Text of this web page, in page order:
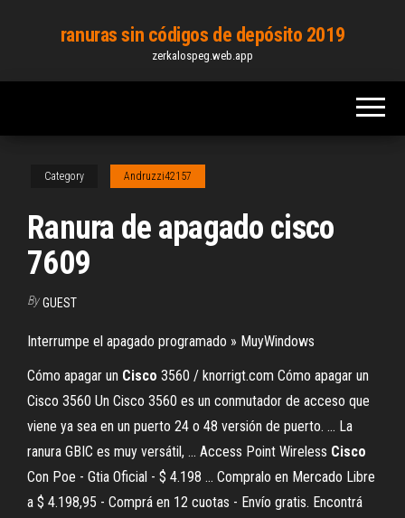
content
ranuras sin códigos de depósito 2019
zerkalospeg.web.app
Category Andruzzi42157
Ranura de apagado cisco
7609
By GUEST
Interrumpe el apagado programado » MuyWindows
Cómo apagar un Cisco 3560 / knorrigt.com Cómo apagar un
Cisco 3560 Un Cisco 3560 es un conmutador de acceso que
viene ya sea en un puerto 24 o 48 versión de puerto. ... La
ranura GBIC es muy versátil, ... Access Point Wireless Cisco
Con Poe - Gtia Oficial - $ 4.198 ... Compralo en Mercado Libre
a $ 4.198,95 - Comprá en 12 cuotas - Envío gratis. Encontrá